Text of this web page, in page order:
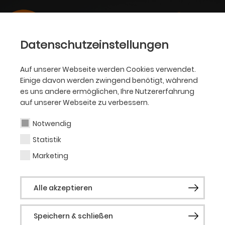
Datenschutzeinstellungen
Auf unserer Webseite werden Cookies verwendet.
Einige davon werden zwingend benötigt, während
es uns andere ermöglichen, Ihre Nutzererfahrung
auf unserer Webseite zu verbessern.
Notwendig
Statistik
Marketing
Alle akzeptieren
Speichern & schließen